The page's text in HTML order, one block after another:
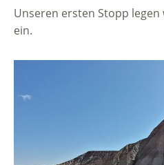
Unseren ersten Stopp
ein.